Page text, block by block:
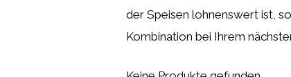
der Speisen lohnenswert ist,
Kombination bei Ihrem